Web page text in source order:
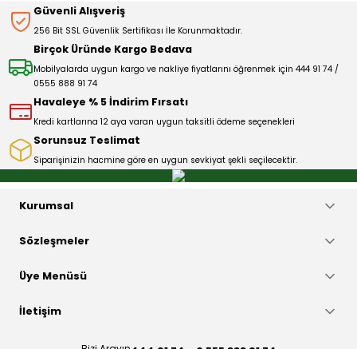
Ürün açıklamasında eksik bilgiler bulunuyor.
Ürün fiyatı diğer sitelerden daha pahalı.
Bu ürüne benzer farklı alternatifler olmalı.
Deneyimini Paylaş
Güvenli Alışveriş
256 Bit SSL Güvenlik Sertifikası İle Korunmaktadır.
Birçok Üründe Kargo Bedava
Mobilyalarda uygun kargo ve nakliye fiyatlarını öğrenmek için 444 91 74 /
0555 888 91 74
Havaleye % 5 İndirim Fırsatı
Kredi kartlarına 12 aya varan uygun taksitli ödeme seçenekleri
Sorunsuz Teslimat
Siparişinizin hacmine göre en uygun sevkiyat şekli seçilecektir.
Kurumsal
Sözleşmeler
Üye Menüsü
İletişim